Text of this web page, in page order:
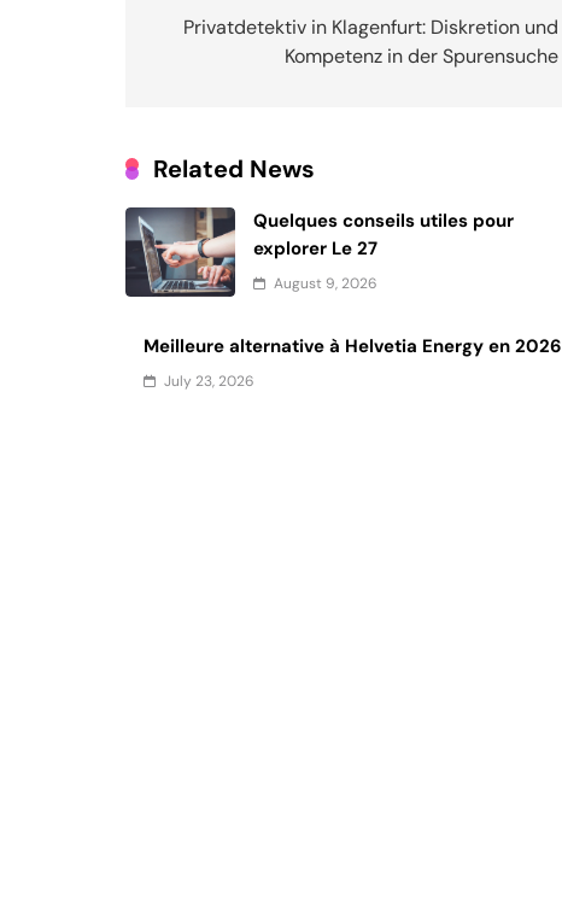
navigation
Privatdetektiv in Klagenfurt: Diskretion und
Kompetenz in der Spurensuche
Related News
Quelques conseils utiles pour
explorer Le 27
August 9, 2026
Meilleure alternative à Helvetia Energy en 2026
July 23, 2026